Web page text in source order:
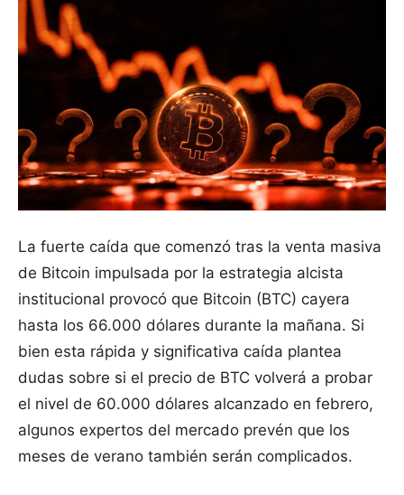
La fuerte caída que comenzó tras la venta masiva
de Bitcoin impulsada por la estrategia alcista
institucional provocó que Bitcoin (BTC) cayera
hasta los 66.000 dólares durante la mañana. Si
bien esta rápida y significativa caída plantea
dudas sobre si el precio de BTC volverá a probar
el nivel de 60.000 dólares alcanzado en febrero,
algunos expertos del mercado prevén que los
meses de verano también serán complicados.